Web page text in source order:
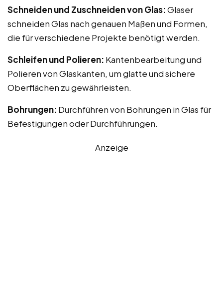
Schneiden und Zuschneiden von Glas:Glaser
schneiden Glas nach genauen Maßen und Formen,
die für verschiedene Projekte benötigt werden.
Schleifen und Polieren: Kantenbearbeitung und
Polieren von Glaskanten, um glatte und sichere
Oberflächen zu gewährleisten.
Bohrungen: Durchführen von Bohrungen in Glas für
Befestigungen oder Durchführungen.
Anzeige